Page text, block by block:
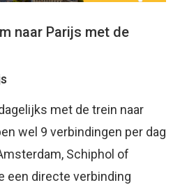
naar Parijs met de
met de trein naar
wel 9 verbindingen per dag
Schiphol of
een directe verbinding